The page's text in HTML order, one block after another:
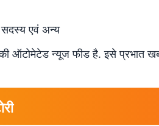
सदस्य एवं अन्य
ऑटोमेटेड न्यूज फीड है. इसे प्रभात